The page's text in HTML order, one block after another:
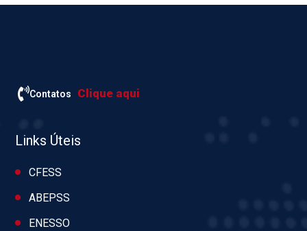
Contatos Clique aqui
Links Úteis
CFESS
ABEPSS
ENESSO